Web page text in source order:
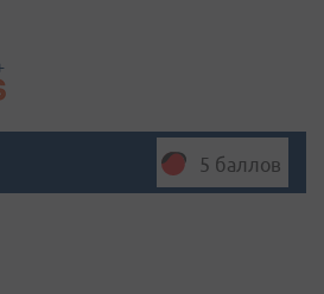
5 баллов